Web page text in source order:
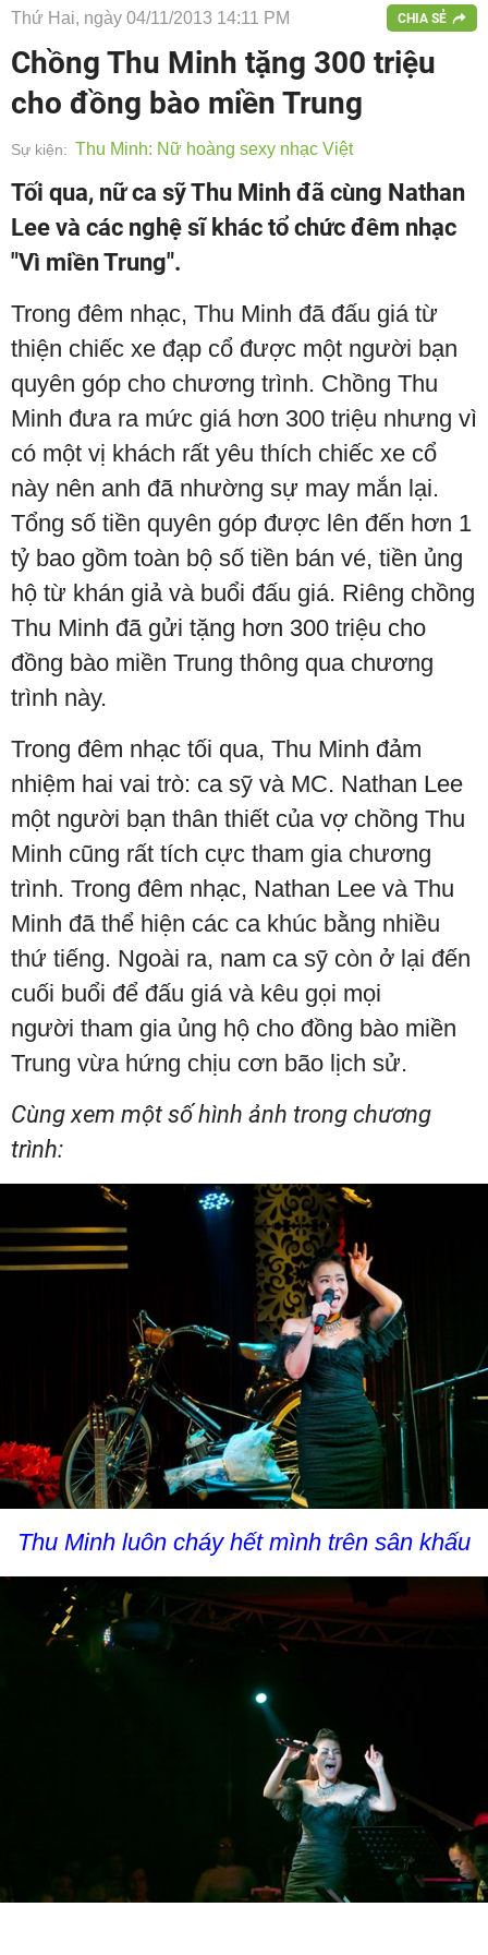
Thứ Hai, ngày 04/11/2013 14:11 PM CHIA SẺ
Chồng Thu Minh tặng 300 triệu
cho đồng bào miền Trung
Sự kiện: Thu Minh: Nữ hoàng sexy nhạc Việt
Tối qua, nữ ca sỹ Thu Minh đã cùng Nathan
Lee và các nghệ sĩ khác tổ chức đêm nhạc
"Vì miền Trung".
Trong đêm nhạc, Thu Minh đã đấu giá từ
thiện chiếc xe đạp cổ được một người bạn
quyên góp cho chương trình. Chồng Thu
Minh đưa ra mức giá hơn 300 triệu nhưng vì
có một vị khách rất yêu thích chiếc xe cổ
này nên anh đã nhường sự may mắn lại.
Tổng số tiền quyên góp được lên đến hơn 1
tỷ bao gồm toàn bộ số tiền bán vé, tiền ủng
hộ từ khán giả và buổi đấu giá. Riêng chồng
Thu Minh đã gửi tặng hơn 300 triệu cho
đồng bào miền Trung thông qua chương
trình này.
Trong đêm nhạc tối qua, Thu Minh đảm
nhiệm hai vai trò: ca sỹ và MC. Nathan Lee
một người bạn thân thiết của vợ chồng Thu
Minh cũng rất tích cực tham gia chương
trình. Trong đêm nhạc, Nathan Lee và Thu
Minh đã thể hiện các ca khúc bằng nhiều
thứ tiếng. Ngoài ra, nam ca sỹ còn ở lại đến
cuối buổi để đấu giá và kêu gọi mọi
người tham gia ủng hộ cho đồng bào miền
Trung vừa hứng chịu cơn bão lịch sử.
Cùng xem một số hình ảnh trong chương
trình:
Thu Minh luôn cháy hết mình trên sân khấu